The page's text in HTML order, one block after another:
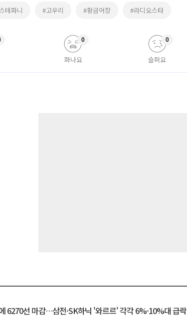
테파니 #고우리 #황금어장 #라디오스타
화나요
0
슬퍼요
0
6270선 마감…삼전·SK하닉 '와르르' 각각 6%·10%대 급락